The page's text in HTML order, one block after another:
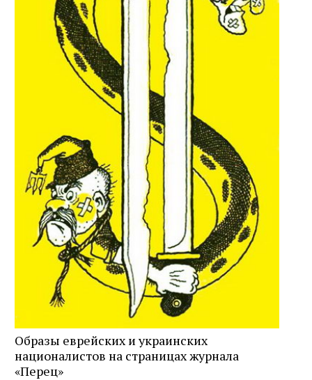
Образы еврейских и украинских
националистов на страницах журнала
«Перец»